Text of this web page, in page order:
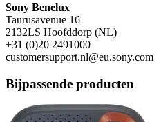
Sony Benelux
Taurusavenue 16
2132LS Hoofddorp (NL)
+31 (0)20 2491000
customersupport.nl@eu.sony.com
Bijpassende producten